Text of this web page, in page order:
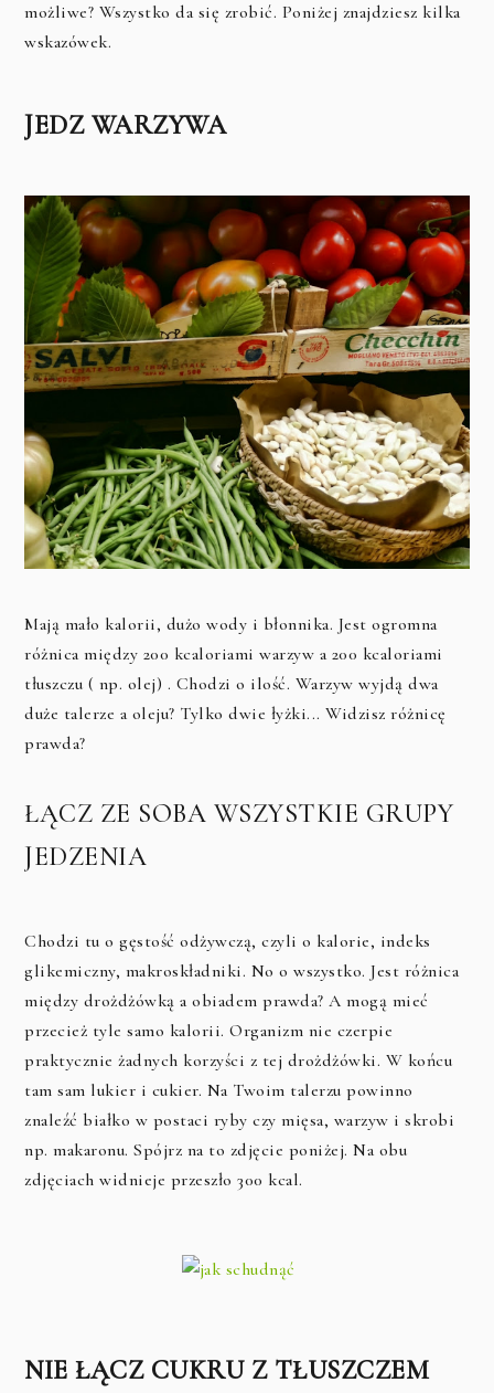
możliwe? Wszystko da się zrobić. Poniżej znajdziesz kilka
wskazówek.
JEDZ WARZYWA
Mają mało kalorii, dużo wody i błonnika. Jest ogromna
różnica między 200 kcaloriami warzyw a 200 kcaloriami
tłuszczu ( np. olej) . Chodzi o ilość. Warzyw wyjdą dwa
duże talerze a oleju? Tylko dwie łyżki... Widzisz różnicę
prawda?
ŁĄCZ ZE SOBA WSZYSTKIE GRUPY
JEDZENIA
Chodzi tu o gęstość odżywczą, czyli o kalorie, indeks
glikemiczny, makroskładniki. No o wszystko. Jest różnica
między drożdżówką a obiadem prawda? A mogą mieć
przecież tyle samo kalorii. Organizm nie czerpie
praktycznie żadnych korzyści z tej drożdżówki. W końcu
tam sam lukier i cukier. Na Twoim talerzu powinno
znaleźć białko w postaci ryby czy mięsa, warzyw i skrobi
np. makaronu. Spójrz na to zdjęcie poniżej. Na obu
zdjęciach widnieje przeszło 300 kcal.
NIE ŁĄCZ CUKRU Z TŁUSZCZEM